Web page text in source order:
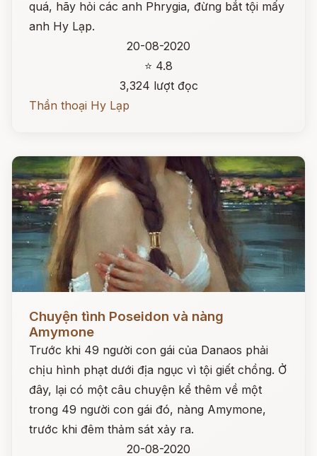
quá, hãy hỏi các anh Phrygia, đừng bắt tội mấy
anh Hy Lạp.
20-08-2020
⭐ 4.8
3,324 lượt đọc
Thần thoại Hy Lạp
Chuyện tình Poseidon và nàng
Amymone
Trước khi 49 người con gái của Danaos phải
chịu hình phạt dưới địa ngục vì tội giết chồng. Ở
đây, lại có một câu chuyện kể thêm về một
trong 49 người con gái đó, nàng Amymone,
trước khi đêm thảm sát xảy ra.
20-08-2020